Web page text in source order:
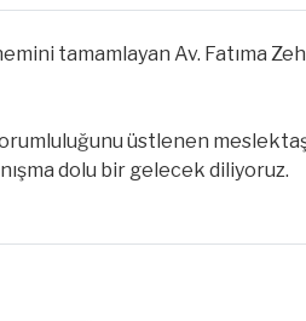
tamamlayan Av. Fatıma
üstlenen
dolu bir gelecek diliyoruz.